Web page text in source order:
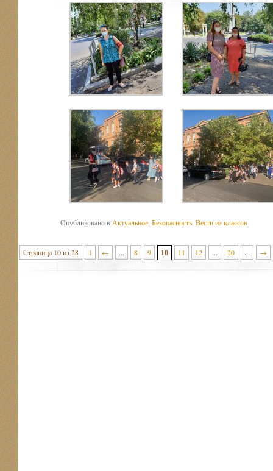
Опубликовано в Актуальное Безопасность Вести из классов
Страница 10 из 28 1 ← ... 8 9 10 11 12 ... 20 ... →